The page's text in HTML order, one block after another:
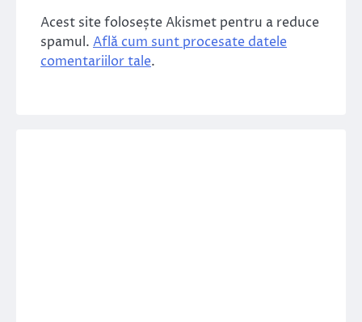
Acest site folosește Akismet pentru a reduce
spamul. Află cum sunt procesate datele
comentariilor tale.